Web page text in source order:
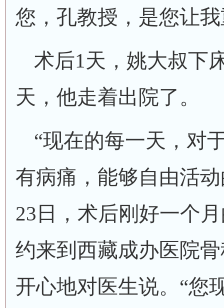
您，孔教授，是您让
术后1天，姚大叔下
天，他走着出院了。
“现在的每一天，对
有病痛，能够自由活
23日，术后刚好一个
约来到西藏成办医院
开心地对医生说。 “您